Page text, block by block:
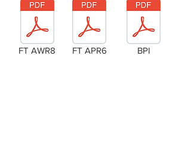
FT AWR8 FT APR6 BPI